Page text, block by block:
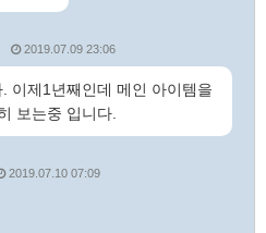
2019.07.09 23:06
이제1년째인데 메인 아이템을
보는중 입니다.
2019.07.10 07:09